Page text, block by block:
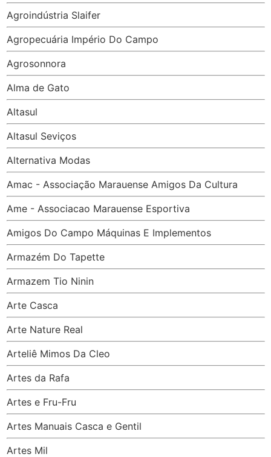
Agroindústria Slaifer
Agropecuária Império Do Campo
Agrosonnora
Alma de Gato
Altasul
Altasul Seviços
Alternativa Modas
Amac - Associação Marauense Amigos Da Cultura
Ame - Associacao Marauense Esportiva
Amigos Do Campo Máquinas E Implementos
Armazém Do Tapette
Armazem Tio Ninin
Arte Casca
Arte Nature Real
Arteliê Mimos Da Cleo
Artes da Rafa
Artes e Fru-Fru
Artes Manuais Casca e Gentil
Artes Mil